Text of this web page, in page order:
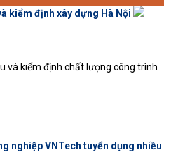
kiểm định xây dựng Hà Nội
và kiểm định chất lượng công trình
nghiệp VNTech tuyển dụng nhiều